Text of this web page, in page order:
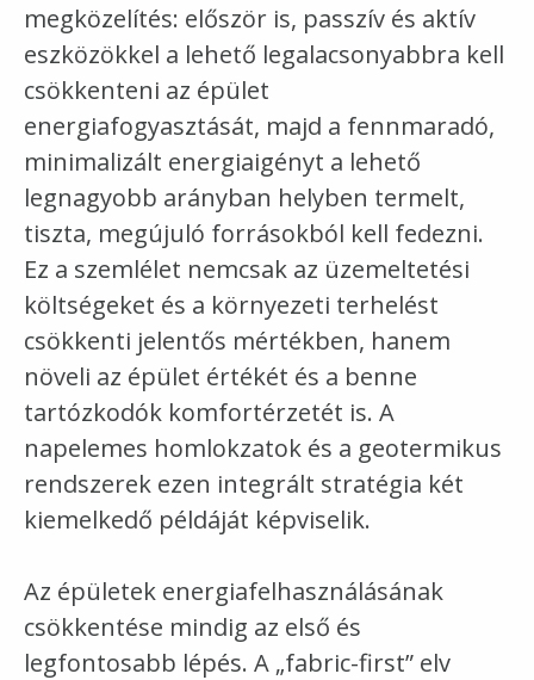
megközelítés: először is, passzív és aktív
eszközökkel a lehető legalacsonyabbra kell
csökkenteni az épület
energiafogyasztását, majd a fennmaradó,
minimalizált energiaigényt a lehető
legnagyobb arányban helyben termelt,
tiszta, megújuló forrásokból kell fedezni.
Ez a szemlélet nemcsak az üzemeltetési
költségeket és a környezeti terhelést
csökkenti jelentős mértékben, hanem
növeli az épület értékét és a benne
tartózkodók komfortérzetét is. A
napelemes homlokzatok és a geotermikus
rendszerek ezen integrált stratégia két
kiemelkedő példáját képviselik.
Az épületek energiafelhasználásának
csökkentése mindig az első és
legfontosabb lépés. A „fabric-first” elv